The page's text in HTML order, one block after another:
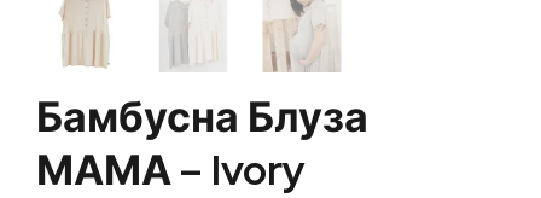
Бамбусна Блуза
МАМА – Ivory